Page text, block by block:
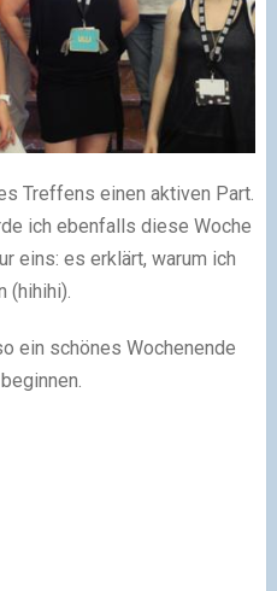
Treffens einen aktiven Part.
ich ebenfalls diese Woche
eins: es erklärt, warum ich
(hihihi).
ein schönes Wochenende